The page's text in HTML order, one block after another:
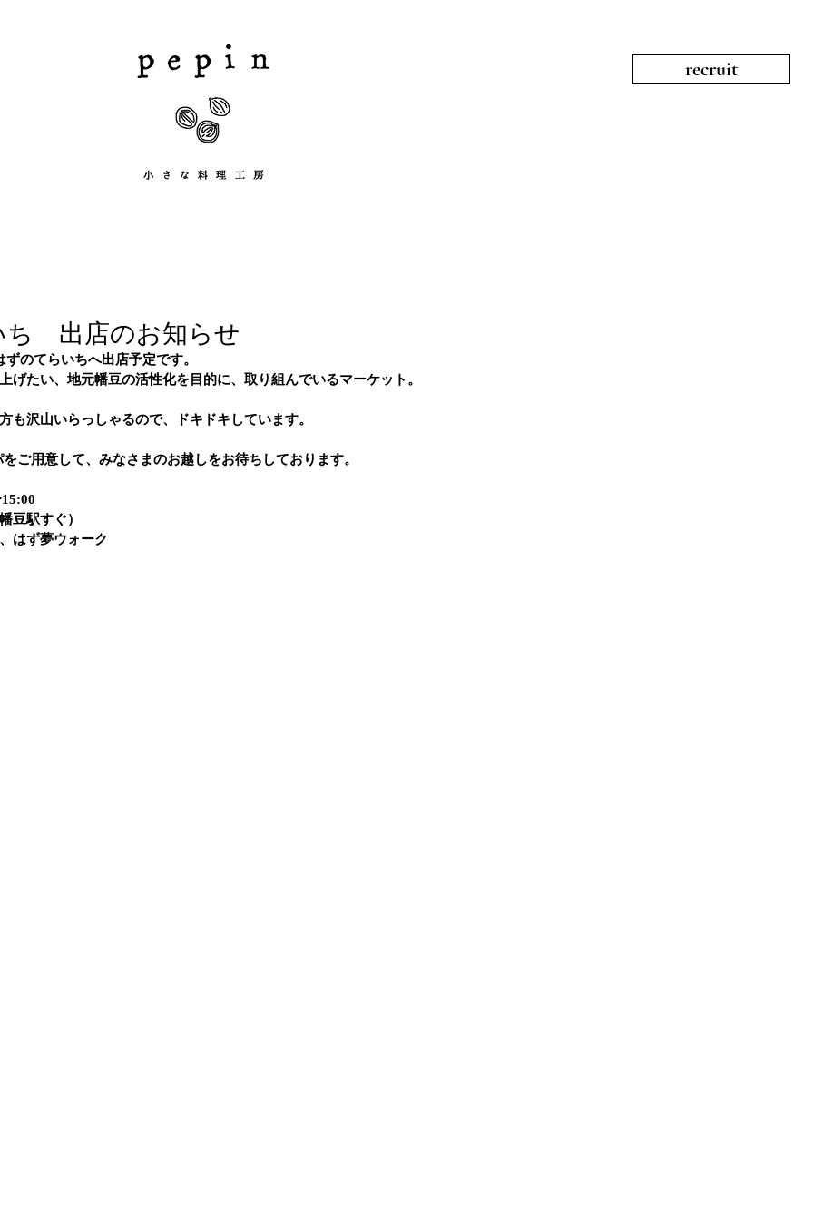
recruit
ち 出店のお知らせ
のてらいちへ出店予定です。
げたい、地元幡豆の活性化を目的に、取り組んでいるマーケット。
も沢山いらっしゃるので、ドキドキしています。
ご用意して、みなさまのお越しをお待ちしております。
豆駅すぐ）
はず夢ウォーク